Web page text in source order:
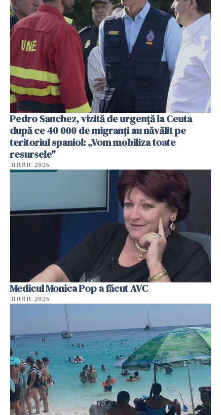
Pedro Sanchez, vizită de urgență la Ceuta
după ce 40 000 de migranți au năvălit pe
teritoriul spaniol: „Vom mobiliza toate
resursele"
31 IULIE 2026
Medicul Monica Pop a făcut AVC
31 IULIE 2026